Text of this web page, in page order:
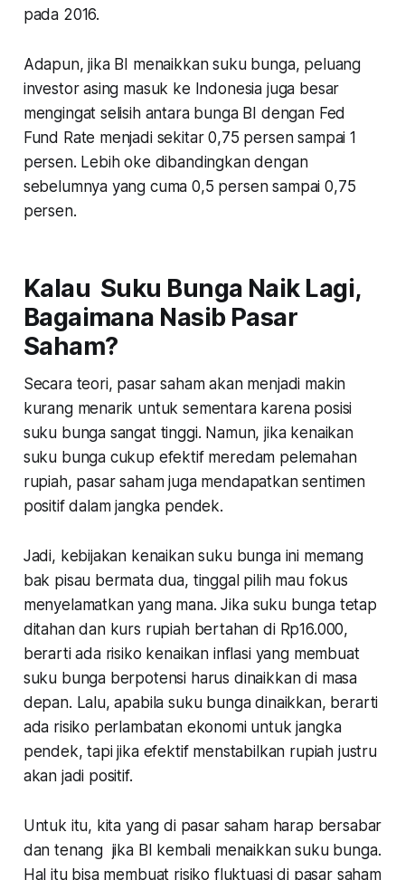
pada 2016.
Adapun, jika BI menaikkan suku bunga, peluang
investor asing masuk ke Indonesia juga besar
mengingat selisih antara bunga BI dengan Fed
Fund Rate menjadi sekitar 0,75 persen sampai 1
persen. Lebih oke dibandingkan dengan
sebelumnya yang cuma 0,5 persen sampai 0,75
persen.
Kalau Suku Bunga Naik Lagi,
Bagaimana Nasib Pasar
Saham?
Secara teori, pasar saham akan menjadi makin
kurang menarik untuk sementara karena posisi
suku bunga sangat tinggi. Namun, jika kenaikan
suku bunga cukup efektif meredam pelemahan
rupiah, pasar saham juga mendapatkan sentimen
positif dalam jangka pendek.
Jadi, kebijakan kenaikan suku bunga ini memang
bak pisau bermata dua, tinggal pilih mau fokus
menyelamatkan yang mana. Jika suku bunga tetap
ditahan dan kurs rupiah bertahan di Rp16.000,
berarti ada risiko kenaikan inflasi yang membuat
suku bunga berpotensi harus dinaikkan di masa
depan. Lalu, apabila suku bunga dinaikkan, berarti
ada risiko perlambatan ekonomi untuk jangka
pendek, tapi jika efektif menstabilkan rupiah justru
akan jadi positif.
Untuk itu, kita yang di pasar saham harap bersabar
dan tenang jika BI kembali menaikkan suku bunga.
Hal itu bisa membuat risiko fluktuasi di pasar saham